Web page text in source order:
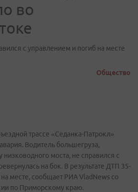
во
с управлением и погиб на месте
Общество
трассе «Седанка-Патрокл»
Водитель большегруза,
низководного моста, не справился с
на бок. В результате ДТП 35-
месте, сообщает РИА VladNews со
по Приморскому краю.